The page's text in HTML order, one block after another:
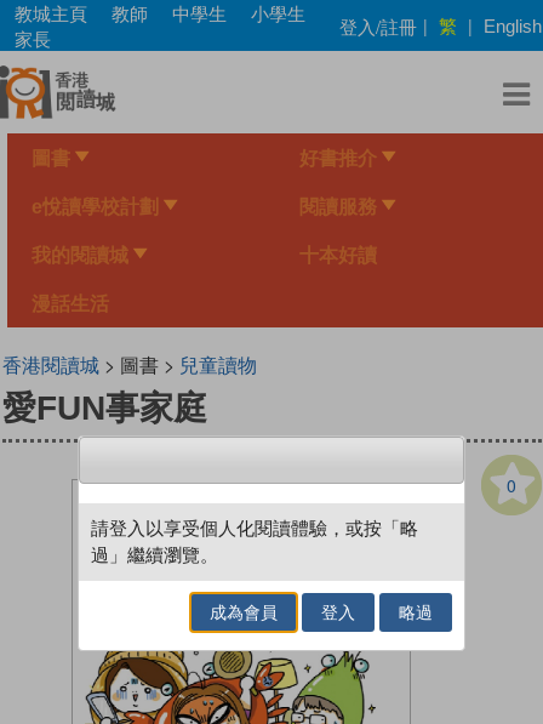
Skip
main
content
教城主頁 教師 中學生
小學生
家長
登入/註冊 | 繁 | English
圖書 好書推介
e悅讀學校計劃 閱讀服務
我的閱讀城 十本好讀
漫話生活
香港閱讀城> 圖書 > 兒童讀物
愛FUN事家庭
0
請登入以享受個人化閱讀體驗，或按「略
過」繼續瀏覽。
成為會員 登入 略過